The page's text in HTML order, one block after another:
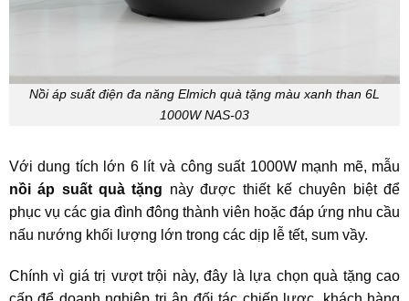
Nồi áp suất điện đa năng Elmich quà tặng màu xanh than 6L
1000W NAS-03
Với dung tích lớn 6 lít và công suất 1000W mạnh mẽ, mẫu
nồi áp suất quà tặng này được thiết kế chuyên biệt để
phục vụ các gia đình đông thành viên hoặc đáp ứng nhu cầu
nấu nướng khối lượng lớn trong các dịp lễ tết, sum vầy.
Chính vì giá trị vượt trội này, đây là lựa chọn quà tặng cao